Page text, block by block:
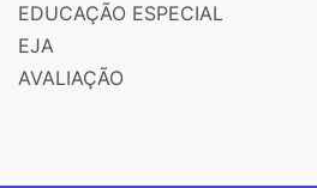
EDUCAÇÃO ESPECIAL
EJA
AVALIAÇÃO